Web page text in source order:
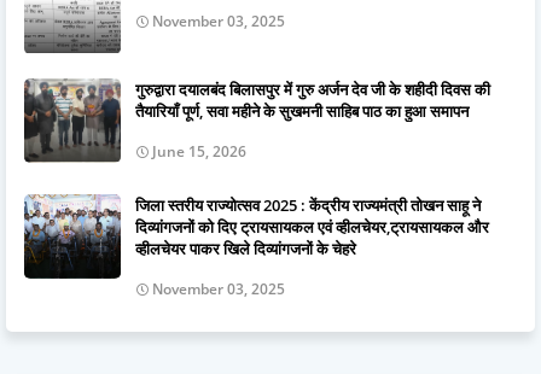
November 03, 2025
गुरुद्वारा दयालबंद बिलासपुर में गुरु अर्जन देव जी के शहीदी दिवस की
तैयारियाँ पूर्ण, सवा महीने के सुखमनी साहिब पाठ का हुआ समापन
June 15, 2026
जिला स्तरीय राज्योत्सव 2025 : केंद्रीय राज्यमंत्री तोखन साहू ने
दिव्यांगजनों को दिए ट्रायसायकल एवं व्हीलचेयर,ट्रायसायकल और
व्हीलचेयर पाकर खिले दिव्यांगजनों के चेहरे
November 03, 2025